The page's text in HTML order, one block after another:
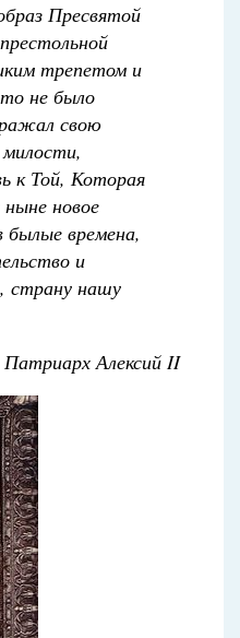
Пресвятой
трепетом и
не было
свою
к Той, Которая
новое
времена,
и
страну нашу
Патриарх Алексий II